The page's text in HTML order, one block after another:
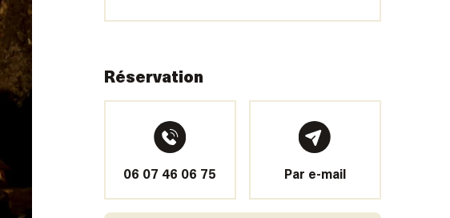
Réservation
06 07 46 06 75 Par e-mail